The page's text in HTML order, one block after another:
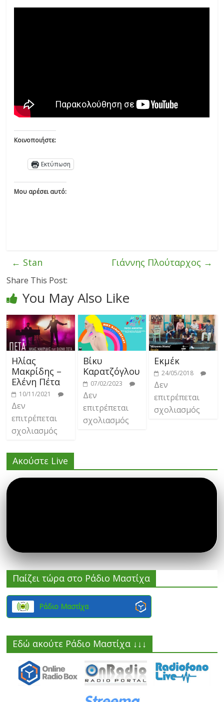
Κοινοποιήστε:
Εκτύπωση
Μου αρέσει αυτό:
← Stan Γιάννης Πλούταρχος →
Share This Post:
You May Also Like
Ηλίας
Μακρίδης –
Ελένη Πέτα
10/11/2021
Δεν
επιτρέπεται
σχολιασμός
Βίκυ
Καρατζόγλου
07/02/2023
Δεν
επιτρέπεται
σχολιασμός
Εκμέκ
24/05/2018
Δεν
επιτρέπεται
σχολιασμός
Ακούστε Live
Παίζει τώρα στο Ράδιο Μαστίχα
Ράδιο Μαστίχα
Εδώ ακούτε Ράδιο Μαστίχα ↓↓↓